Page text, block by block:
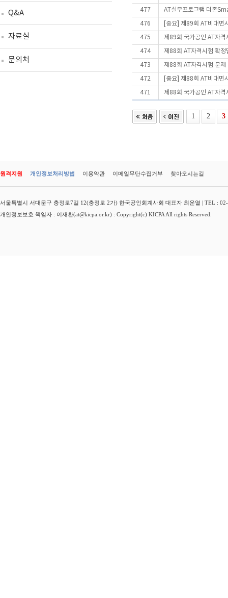
Q&A
자료실
문의처
477 AT실무프로그램 더존
476 [중요] 제89회 AT비대면
475 제89회 국가공인 AT자격
474 제88회 AT자격시험 확정
473 제88회 AT자격시험 문
472 [중요] 제88회 AT비대면
471 제88회 국가공인 AT자격
1 2 3
원격지원 개인정보처리방법 이용약관 이메일무단수집거부 찾아오시는길
서울특별시 서대문구 충정로7길 12(충정로 2가) 한국공인회계사회 대표자 최운열 | TEL :
개인정보보호 책임자 : 이재환(at@kicpa.or.kr) : Copyright(c) KICPA All rights Reserved.